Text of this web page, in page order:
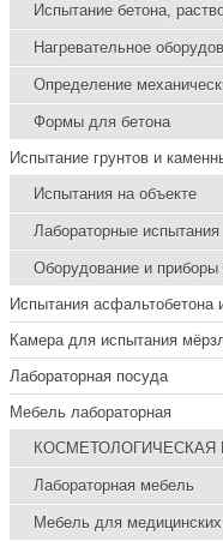
Испытание бетона,
Нагревательное
Определение
Формы для бетона
Испытание грунтов и
Испытания на объекте
Лабораторные испытания
Оборудование и
Испытания асфальтобетона
Камера для испытания
Лабораторная посуда
Мебель лабораторная
КОСМЕТОЛОГИЧЕСКАЯ
Лабораторная мебель
Мебель для